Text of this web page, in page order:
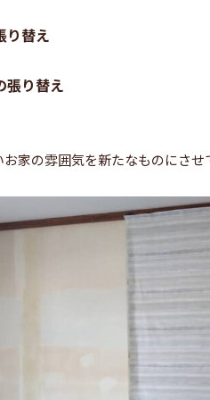
り替え
張り替え
お家の雰囲気を新たなものにさせ